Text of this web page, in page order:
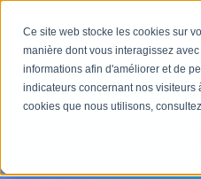
Ce site web stocke les cookies sur
manière dont vous interagissez
informations afin d'améliorer et de
indicateurs concernant nos visiteurs
cookies que nous utilisons,